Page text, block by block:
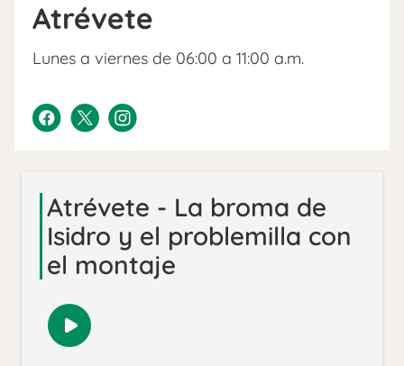
Atrévete
Lunes a viernes de 06:00 a 11:00 a.m.
Atrévete - La broma de
Isidro y el problemilla con
el montaje
Reproducir
audio